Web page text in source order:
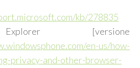
kb/278835
[versione
en-us/how-
privacy-and-other-browser-